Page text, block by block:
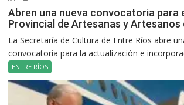
Abren una nueva convocatoria para
Provincial de Artesanas y Artesanos
La Secretaría de Cultura de Entre Ríos abre
convocatoria para la actualización e
ENTRE RÍOS